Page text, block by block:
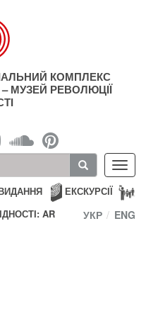
КОМПЛЕКС
МУЗЕЙ РЕВОЛЮЦІЇ
ЕКСКУРСІЇ
AR
УКР ENG